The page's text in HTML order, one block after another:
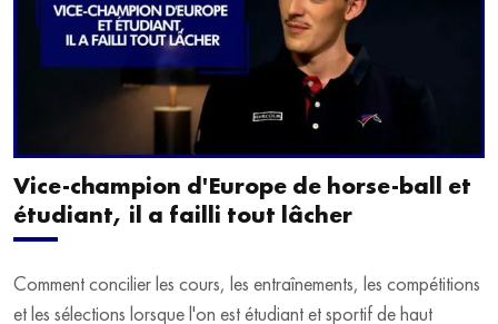
Vice-champion d'Europe de horse-ball et
étudiant, il a failli tout lâcher
Comment concilier les cours, les entraînements, les compétitions
et les sélections lorsque l'on est étudiant et sportif de haut